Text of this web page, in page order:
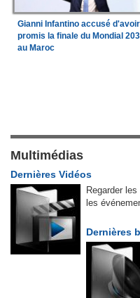
Gianni Infantino accusé d'avoir
promis la finale du Mondial
au Maroc
Multimédias
Dernières Vidéos
Regarder les
les
Dernières